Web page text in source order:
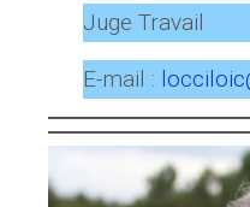
Juge Travail
E-mail :